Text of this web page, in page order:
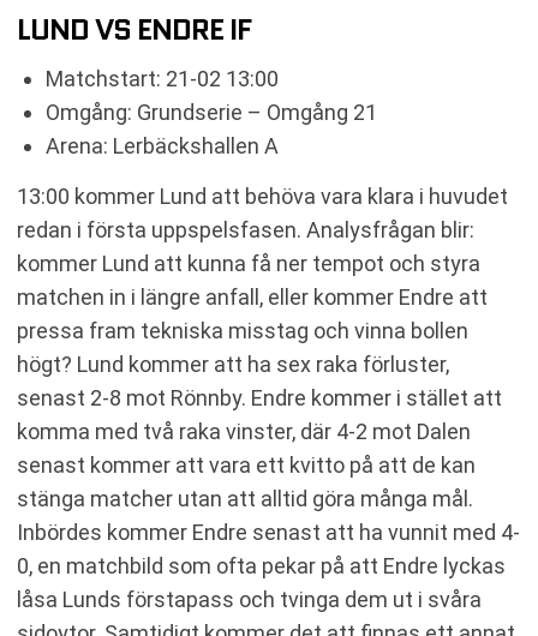
LUND VS ENDRE IF
Matchstart: 21-02 13:00
Omgång: Grundserie – Omgång 21
Arena: Lerbäckshallen A
13:00 kommer Lund att behöva vara klara i huvudet
redan i första uppspelsfasen. Analysfrågan blir:
kommer Lund att kunna få ner tempot och styra
matchen in i längre anfall, eller kommer Endre att
pressa fram tekniska misstag och vinna bollen
högt? Lund kommer att ha sex raka förluster,
senast 2-8 mot Rönnby. Endre kommer i stället att
komma med två raka vinster, där 4-2 mot Dalen
senast kommer att vara ett kvitto på att de kan
stänga matcher utan att alltid göra många mål.
Inbördes kommer Endre senast att ha vunnit med 4-
0, en matchbild som ofta pekar på att Endre lyckas
låsa Lunds förstapass och tvinga dem ut i svåra